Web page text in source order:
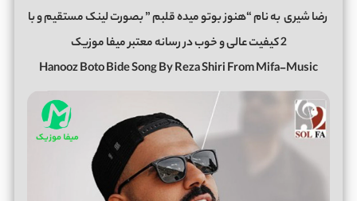
رضا شیریبه نام “هنوز بوتو میده قلبم ” بصورت لینک مستقیم و با
2 کیفیت عالی و خوب در رسانه معتبر میفا موزیک
Hanooz Boto Bide Song By Reza Shiri From Mifa-Music